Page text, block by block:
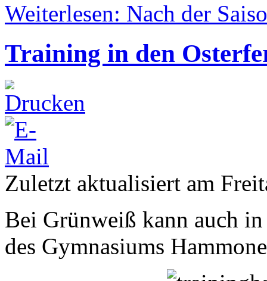
Weiterlesen: Nach der
Training in den
Zuletzt aktualisiert am
Bei Grünweiß kann auch
des Gymnasiums